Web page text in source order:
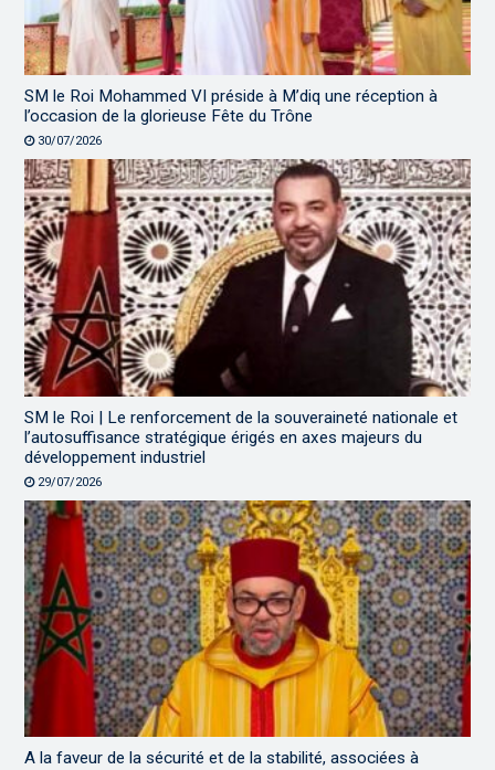
SM le Roi Mohammed VI préside à M’diq une réception à
l’occasion de la glorieuse Fête du Trône
30/07/2026
SM le Roi | Le renforcement de la souveraineté nationale et
l’autosuffisance stratégique érigés en axes majeurs du
développement industriel
29/07/2026
A la faveur de la sécurité et de la stabilité, associées à